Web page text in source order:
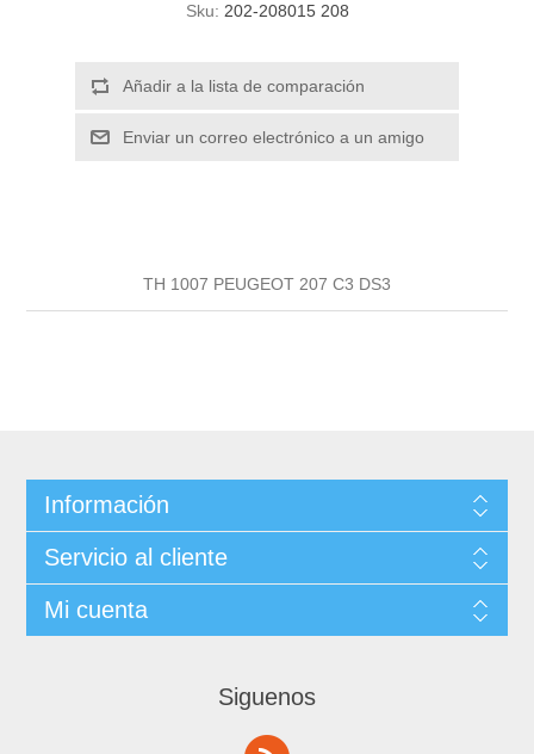
Sku: 202-208015 208
TH 1007 PEUGEOT 207 C3 DS3
Información
Servicio al cliente
Mi cuenta
Siguenos